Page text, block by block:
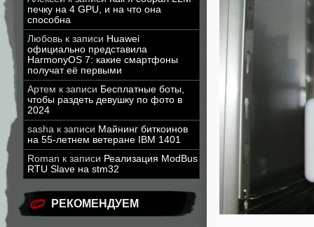
печку на 4 GPU, и на что она
способна
Любовь к записи Huawei
официально представила
HarmonyOS 7: какие смартфоны
получат её первыми
Артем к записи Бесплатные боты,
чтобы раздеть девушку по фото в
2024
sasha к записи Майнинг биткоинов
на 55-летнем ветеране IBM 1401
Roman к записи Реализация ModBus
RTU Slave на stm32
РЕКОМЕНДУЕМ